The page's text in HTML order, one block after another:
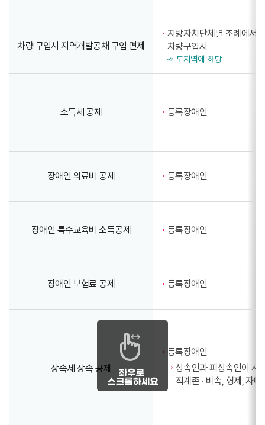
차량 구입시 지역개발공채 구입 면제
지방자치단체별 조례에서
차량구입시
도지역에 해당
소득세 공제 등록장애인
장애인 의료비 공제 등록장애인
장애인 특수교육비 소득공제 등록장애인
장애인 보험료 공제 등록장애인
상속세 상속 공제
등록장애인
상속인과 피상속인이 사
직계존 · 비속, 형제, 자매